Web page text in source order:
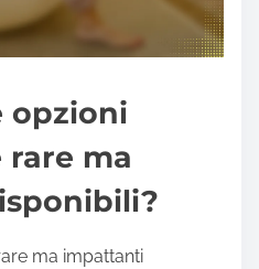
opzioni
ma
ma impattanti